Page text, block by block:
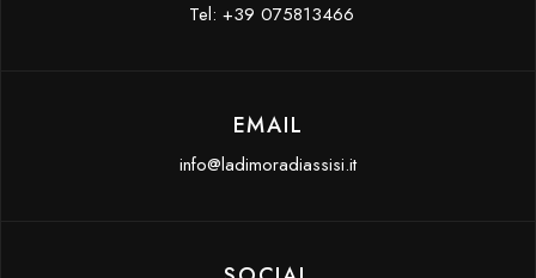
Tel: +39 075813466
EMAIL
info@ladimoradiassisi.it